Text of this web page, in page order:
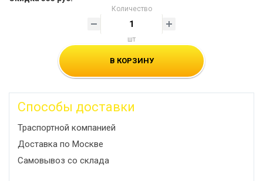
Количество
шт
В КОРЗИНУ
Способы доставки
Траспортной компанией
Доставка по Москве
Самовывоз со склада